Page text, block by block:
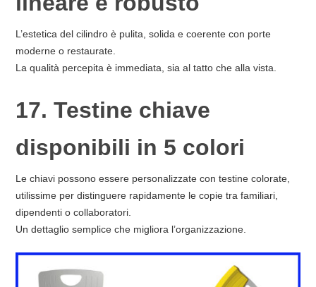
L’estetica del cilindro è pulita, solida e coerente con porte
moderne o restaurate.
La qualità percepita è immediata, sia al tatto che alla vista.
17. Testine chiave
disponibili in 5 colori
Le chiavi possono essere personalizzate con testine colorate,
utilissime per distinguere rapidamente le copie tra familiari,
dipendenti o collaboratori.
Un dettaglio semplice che migliora l’organizzazione.